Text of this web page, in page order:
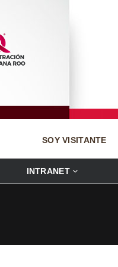
SOY VISITANTE
INTRANET